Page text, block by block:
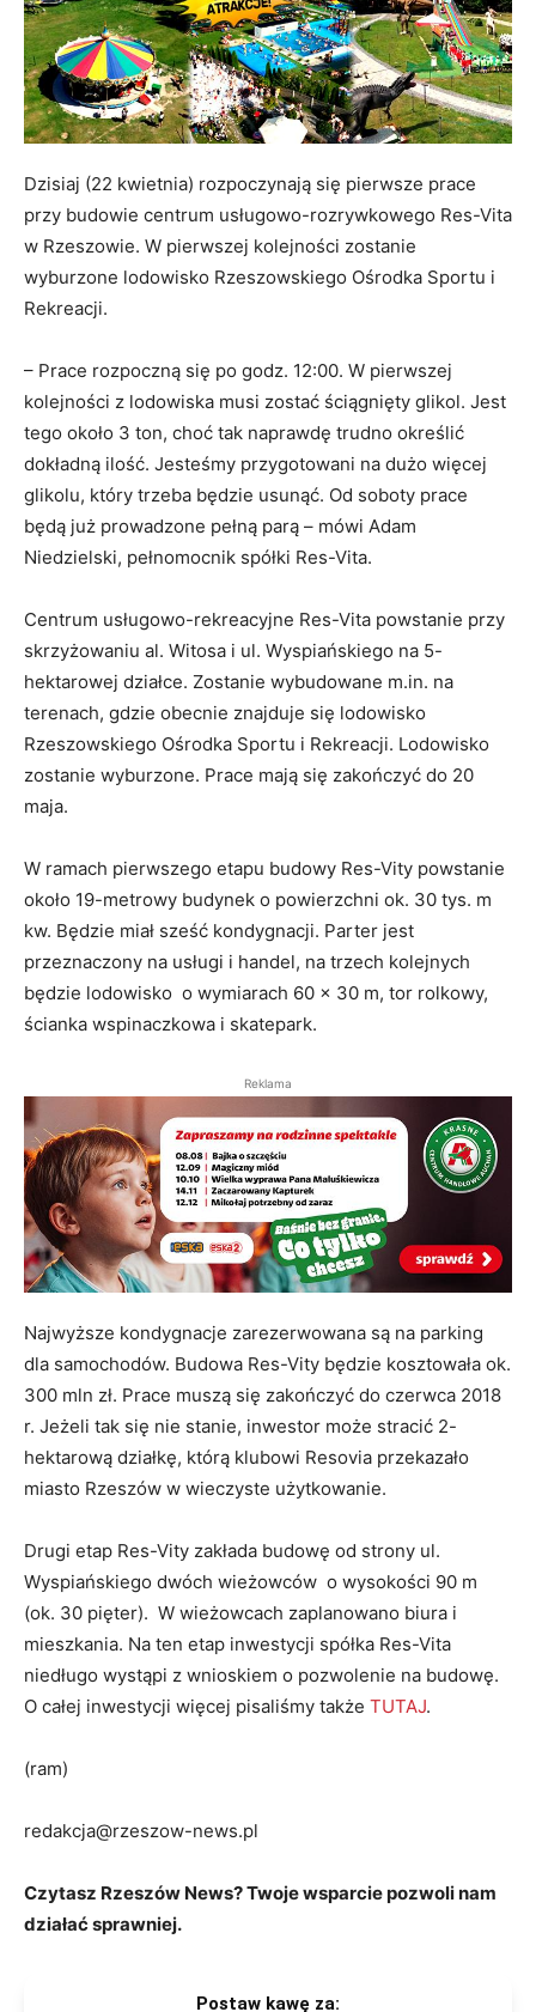
Dzisiaj (22 kwietnia) rozpoczynają się pierwsze prace
przy budowie centrum usługowo-rozrywkowego Res-Vita
w Rzeszowie. W pierwszej kolejności zostanie
wyburzone lodowisko Rzeszowskiego Ośrodka Sportu i
Rekreacji.
– Prace rozpoczną się po godz. 12:00. W pierwszej
kolejności z lodowiska musi zostać ściągnięty glikol. Jest
tego około 3 ton, choć tak naprawdę trudno określić
dokładną ilość. Jesteśmy przygotowani na dużo więcej
glikolu, który trzeba będzie usunąć. Od soboty prace
będą już prowadzone pełną parą – mówi Adam
Niedzielski, pełnomocnik spółki Res-Vita.
Centrum usługowo-rekreacyjne Res-Vita powstanie przy
skrzyżowaniu al. Witosa i ul. Wyspiańskiego na 5-
hektarowej działce. Zostanie wybudowane m.in. na
terenach, gdzie obecnie znajduje się lodowisko
Rzeszowskiego Ośrodka Sportu i Rekreacji. Lodowisko
zostanie wyburzone. Prace mają się zakończyć do 20
maja.
W ramach pierwszego etapu budowy Res-Vity powstanie
około 19-metrowy budynek o powierzchni ok. 30 tys. m
kw. Będzie miał sześć kondygnacji. Parter jest
przeznaczony na usługi i handel, na trzech kolejnych
będzie lodowisko o wymiarach 60 x 30 m, tor rolkowy,
ścianka wspinaczkowa i skatepark.
Reklama
Najwyższe kondygnacje zarezerwowana są na parking
dla samochodów. Budowa Res-Vity będzie kosztowała ok.
300 mln zł. Prace muszą się zakończyć do czerwca 2018
r. Jeżeli tak się nie stanie, inwestor może stracić 2-
hektarową działkę, którą klubowi Resovia przekazało
miasto Rzeszów w wieczyste użytkowanie.
Drugi etap Res-Vity zakłada budowę od strony ul.
Wyspiańskiego dwóch wieżowców o wysokości 90 m
(ok. 30 pięter). W wieżowcach zaplanowano biura i
mieszkania. Na ten etap inwestycji spółka Res-Vita
niedługo wystąpi z wnioskiem o pozwolenie na budowę.
O całej inwestycji więcej pisaliśmy także TUTAJ.
(ram)
redakcja@rzeszow-news.pl
Czytasz Rzeszów News? Twoje wsparcie pozwoli nam
działać sprawniej.
Postaw kawę za: